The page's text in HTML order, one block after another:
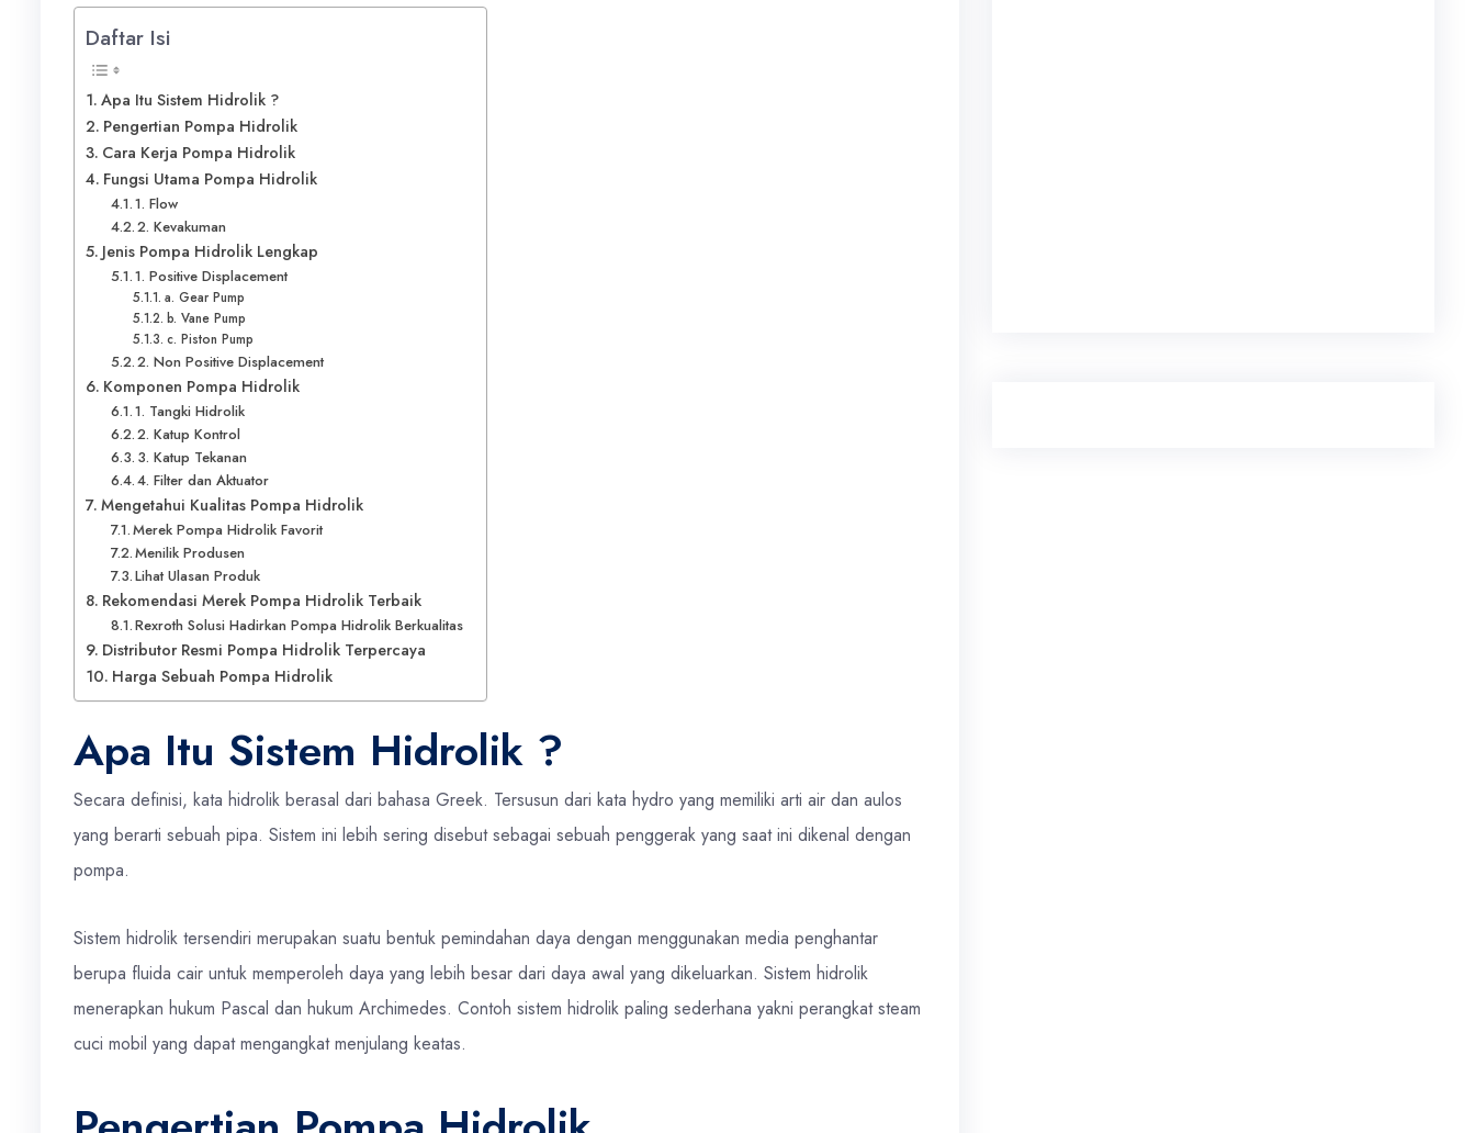
Daftar Isi
Apa Itu Sistem Hidrolik ?
Pengertian Pompa Hidrolik
Cara Kerja Pompa Hidrolik
Fungsi Utama Pompa Hidrolik
1. Flow
2. Kevakuman
Jenis Pompa Hidrolik Lengkap
1. Positive Displacement
a. Gear Pump
b. Vane Pump
c. Piston Pump
2. Non Positive Displacement
Komponen Pompa Hidrolik
1. Tangki Hidrolik
2. Katup Kontrol
3. Katup Tekanan
4. Filter dan Aktuator
Mengetahui Kualitas Pompa Hidrolik
Merek Pompa Hidrolik Favorit
Menilik Produsen
Lihat Ulasan Produk
Rekomendasi Merek Pompa Hidrolik Terbaik
Rexroth Solusi Hadirkan Pompa Hidrolik Berkualitas
Distributor Resmi Pompa Hidrolik Terpercaya
Harga Sebuah Pompa Hidrolik
Apa Itu Sistem Hidrolik ?
Secara definisi, kata hidrolik berasal dari bahasa Greek. Tersusun dari kata hydro yang memiliki arti air dan aulos
yang berarti sebuah pipa. Sistem ini lebih sering disebut sebagai sebuah penggerak yang saat ini dikenal dengan
pompa.
Sistem hidrolik tersendiri merupakan suatu bentuk pemindahan daya dengan menggunakan media penghantar
berupa fluida cair untuk memperoleh daya yang lebih besar dari daya awal yang dikeluarkan. Sistem hidrolik
menerapkan hukum Pascal dan hukum Archimedes. Contoh sistem hidrolik paling sederhana yakni perangkat steam
cuci mobil yang dapat mengangkat menjulang keatas.